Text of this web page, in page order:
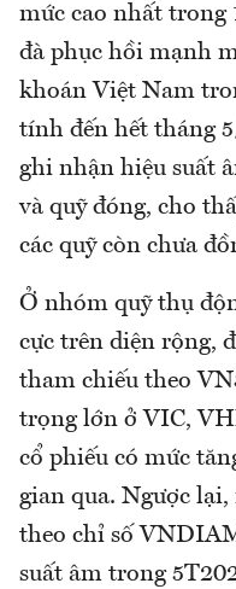
mức cao nhất trong
đà phục hồi mạnh
khoán Việt Nam
tính đến hết tháng
ghi nhận hiệu suất
và quỹ đóng, cho
các quỹ còn chưa
Ở nhóm quỹ thụ
cực trên diện rộng,
tham chiếu theo
trọng lớn ở VIC,
cổ phiếu có mức
gian qua. Ngược
theo chỉ số
suất âm trong